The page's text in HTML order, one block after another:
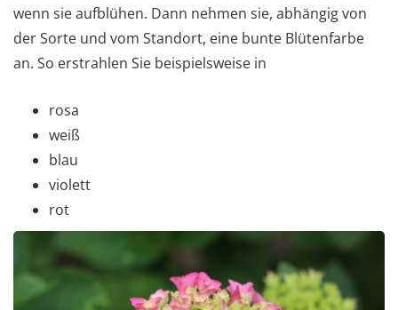
wenn sie aufblühen. Dann nehmen sie, abhängig von
der Sorte und vom Standort, eine bunte Blütenfarbe
an. So erstrahlen Sie beispielsweise in
rosa
weiß
blau
violett
rot